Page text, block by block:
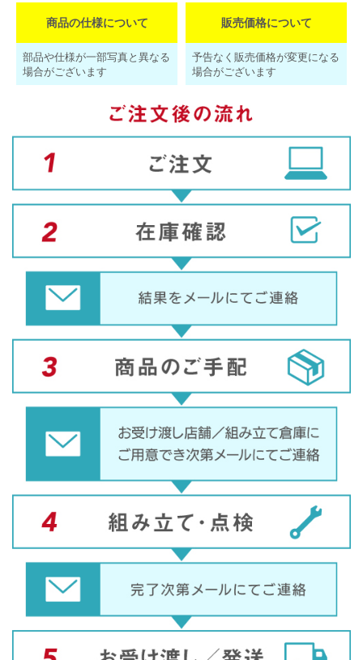
商品の仕様について
部品や仕様が一部写真と異なる
場合がございます
販売価格について
予告なく販売価格が変更になる
場合がございます